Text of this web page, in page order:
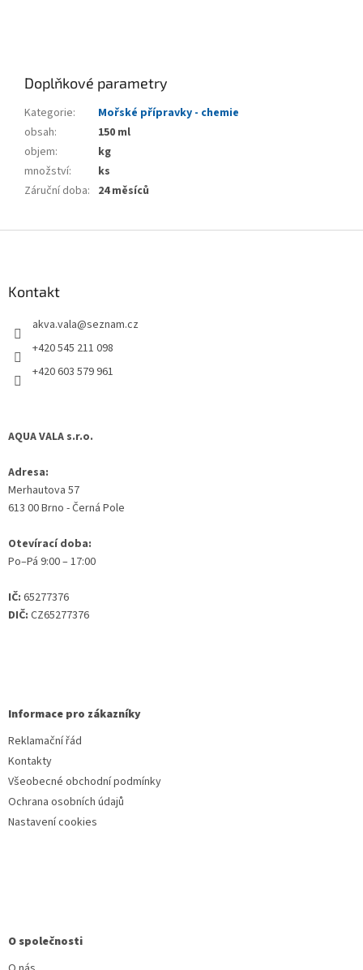
Doplňkové parametry
Kategorie:
Mořské přípravky - chemie
obsah:
150 ml
objem:
kg
množství:
ks
Záruční doba: 24 měsíců
Kontakt
akva.vala@seznam.cz
+420 545 211 098
+420 603 579 961
AQUA VALA s.r.o.
Adresa:
Merhautova 57
613 00 Brno - Černá Pole
Otevírací doba:
Po–Pá 9:00 – 17:00
IČ: 65277376
DIČ: CZ65277376
Informace pro zákazníky
Reklamační řád
Kontakty
Všeobecné obchodní podmínky
Ochrana osobních údajů
Nastavení cookies
O společnosti